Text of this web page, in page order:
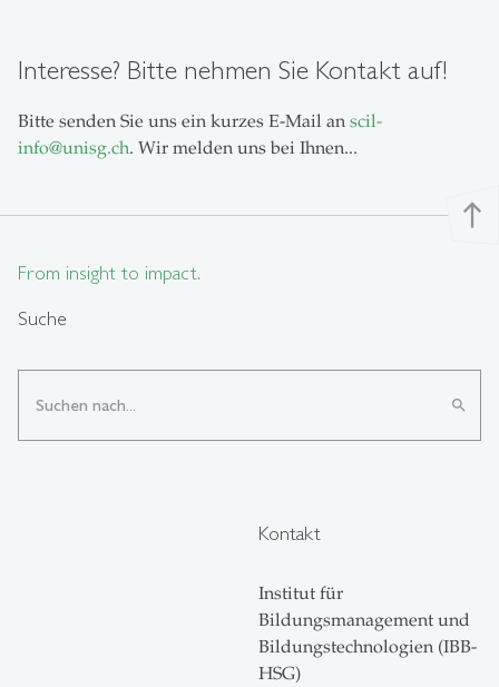
Interesse? Bitte nehmen Sie Kontakt auf!
Bitte senden Sie uns ein kurzes E-Mail an scil-
info@unisg.ch. Wir melden uns bei Ihnen...
north
From insight to impact.
Suche
search
Kontakt
Institut für
Bildungsmanagement und
Bildungstechnologien (IBB-
HSG)